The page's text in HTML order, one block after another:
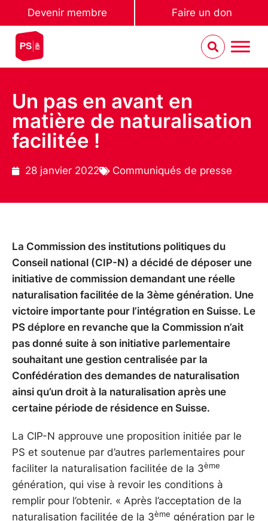
Devenir membre Faire un don
Un pas en avant en
matière de naturalisation
facilitée !
28 janvier 2022 Communiqués de presse
La Commission des institutions politiques du
Conseil national (CIP-N) a décidé de déposer une
initiative de commission demandant une réelle
naturalisation facilitée de la 3ème génération. Une
victoire importante pour l’intégration en Suisse. Le
PS déplore en revanche que la Commission n’ait
pas donné suite à son initiative parlementaire
souhaitant une gestion centralisée par la
Confédération des demandes de naturalisation
ainsi qu’un droit à la naturalisation après une
certaine période de résidence en Suisse.
La CIP-N approuve une proposition initiée par le
PS et soutenue par d’autres parlementaires pour
faciliter la naturalisation facilitée de la 3ème
génération, qui vise à revoir les conditions à
remplir pour l’obtenir. « Après l’acceptation de la
naturalisation facilitée de la 3ème génération par le